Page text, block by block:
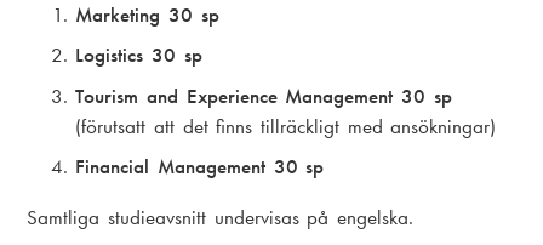
Marketing 30 sp
Logistics 30 sp
Tourism and Experience Management 30 sp
(förutsatt att det finns tillräckligt med ansökningar)
Financial Management 30 sp
Samtliga studieavsnitt undervisas på engelska.